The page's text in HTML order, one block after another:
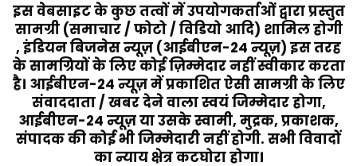
इस वेबसाइट के कुछ तत्वों में उपयोगकर्ताओं द्वारा प्रस्तुत
सामग्री (समाचार / फोटो / विडियो आदि) शामिल होगी
, इंडियन बिजनेस न्यूज़ (आईबीएन-24 न्यूज़) इस तरह
के सामग्रियों के लिए कोई ज़िम्मेदार नहीं स्वीकार करता
है। आईबीएन-24 न्यूज़ में प्रकाशित ऐसी सामग्री के लिए
संवाददाता / खबर देने वाला स्वयं जिम्मेदार होगा,
आईबीएन-24 न्यूज़ या उसके स्वामी, मुद्रक, प्रकाशक,
संपादक की कोई भी जिम्मेदारी नहीं होगी. सभी विवादों
का न्याय क्षेत्र कटघोरा होगा।